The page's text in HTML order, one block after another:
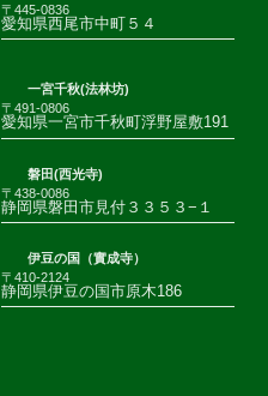
〒445-0836
愛知県西尾市中町５４
一宮千秋(法林坊)
〒491-0806
愛知県一宮市千秋町浮野屋敷191
磐田(西光寺)
〒438-0086
静岡県磐田市見付３３５３−１
伊豆の国（實成寺）
〒410-2124
静岡県伊豆の国市原木186